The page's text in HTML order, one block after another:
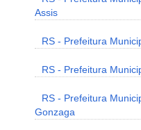
Assis
RS - Prefeitura
RS - Prefeitura
RS - Prefeitura
Gonzaga